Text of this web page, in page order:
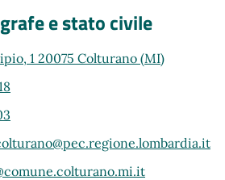
e stato civile
1 20075 Colturano (MI)